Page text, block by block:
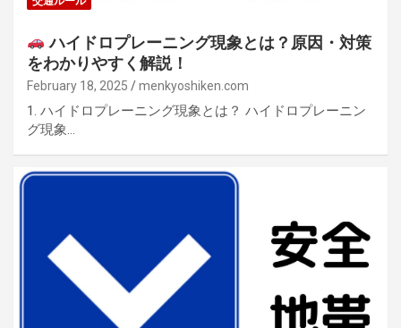
ハイドロプレーニング現象とは？原因・対策
をわかりやすく解説！
February 18, 2025 menkyoshiken.com
1. ハイドロプレーニング現象とは？ ハイドロプレーニン
グ現象…